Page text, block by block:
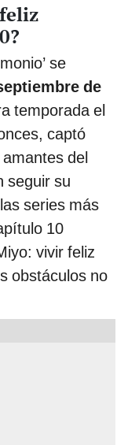
se
de
temporada el
captó
del
seguir su
series más
10
vivir feliz
obstáculos no